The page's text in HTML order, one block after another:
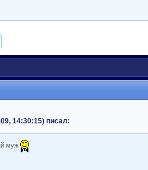
14:30:15) писал:
муж